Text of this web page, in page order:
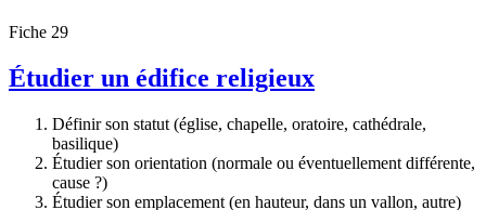
Fiche 29
Étudier un édifice religieux
Définir son statut (église, chapelle, oratoire, cathédrale,
basilique)
Étudier son orientation (normale ou éventuellement différente,
cause ?)
Étudier son emplacement (en hauteur, dans un vallon, autre)